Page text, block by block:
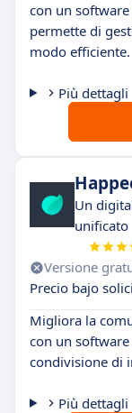
con un
permette di
modo efficiente.
Più dettagli
Un
unificato
Versione
Precio bajo
Migliora la
con un
condivisione di
Più dettagli